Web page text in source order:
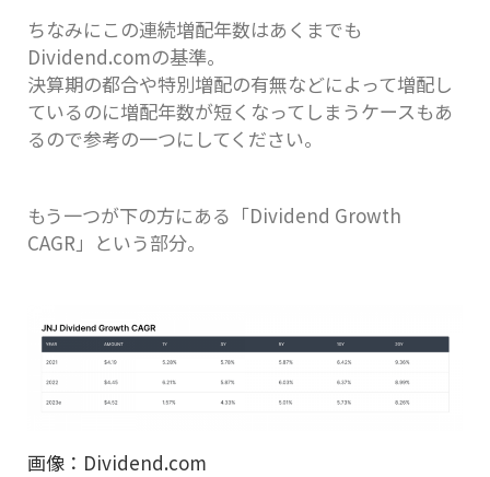
ちなみにこの連続増配年数はあくまでも
Dividend.comの基準。
決算期の都合や特別増配の有無などによって増配し
ているのに増配年数が短くなってしまうケースもあ
るので参考の一つにしてください。
もう一つが下の方にある「Dividend Growth
CAGR」という部分。
画像：Dividend.com